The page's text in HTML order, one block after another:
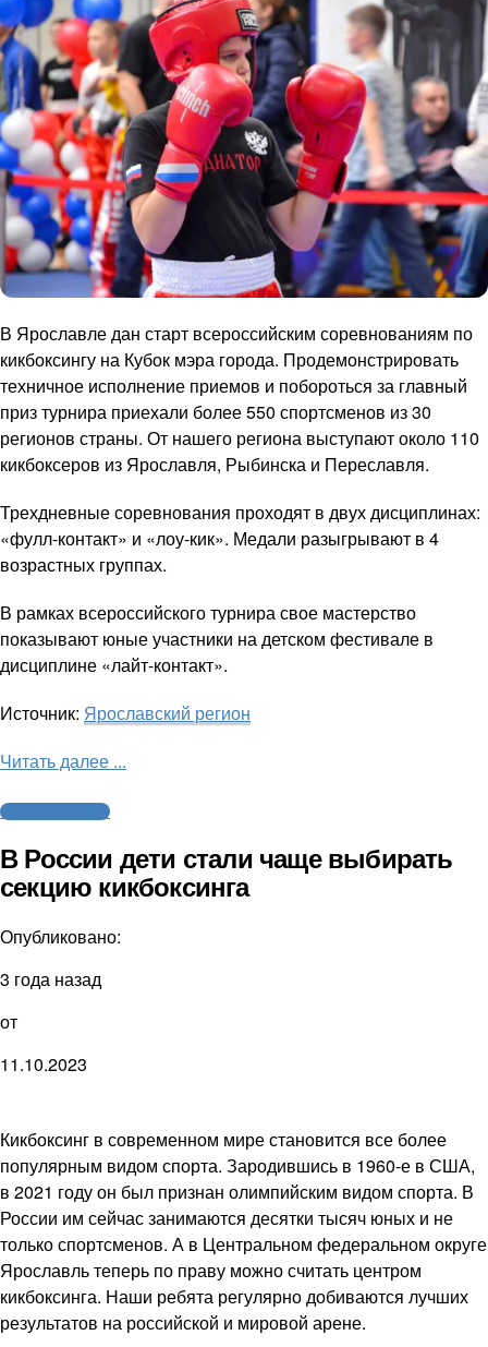
В Ярославле дан старт всероссийским соревнованиям по
кикбоксингу на Кубок мэра города. Продемонстрировать
техничное исполнение приемов и побороться за главный
приз турнира приехали более 550 спортсменов из 30
регионов страны. От нашего региона выступают около 110
кикбоксеров из Ярославля, Рыбинска и Переславля.
Трехдневные соревнования проходят в двух дисциплинах:
«фулл-контакт» и «лоу-кик». Медали разыгрывают в 4
возрастных группах.
В рамках всероссийского турнира свое мастерство
показывают юные участники на детском фестивале в
дисциплине «лайт-контакт».
Источник: Ярославский регион
Читать далее ...
Бокс / Кикбоксинг
В России дети стали чаще выбирать
секцию кикбоксинга
Опубликовано:
3 года назад
от
11.10.2023
Кикбоксинг в современном мире становится все более
популярным видом спорта. Зародившись в 1960-е в США,
в 2021 году он был признан олимпийским видом спорта. В
России им сейчас занимаются десятки тысяч юных и не
только спортсменов. А в Центральном федеральном округе
Ярославль теперь по праву можно считать центром
кикбоксинга. Наши ребята регулярно добиваются лучших
результатов на российской и мировой арене.